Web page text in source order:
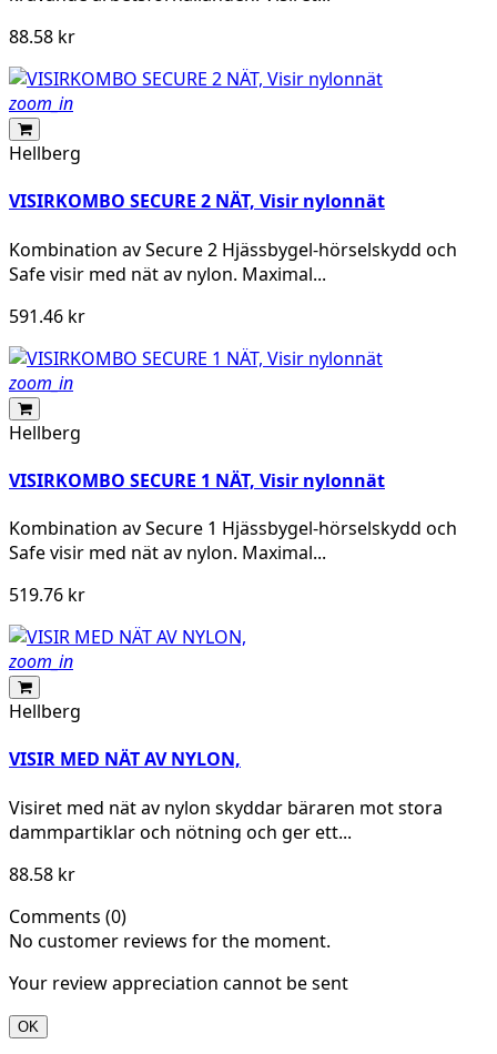
88.58 kr
zoom_in
Hellberg
VISIRKOMBO SECURE 2 NÄT, Visir nylonnät
Kombination av Secure 2 Hjässbygel-hörselskydd och
Safe visir med nät av nylon. Maximal...
591.46 kr
zoom_in
Hellberg
VISIRKOMBO SECURE 1 NÄT, Visir nylonnät
Kombination av Secure 1 Hjässbygel-hörselskydd och
Safe visir med nät av nylon. Maximal...
519.76 kr
zoom_in
Hellberg
VISIR MED NÄT AV NYLON,
Visiret med nät av nylon skyddar bäraren mot stora
dammpartiklar och nötning och ger ett...
88.58 kr
Comments (0)
No customer reviews for the moment.
Your review appreciation cannot be sent
OK